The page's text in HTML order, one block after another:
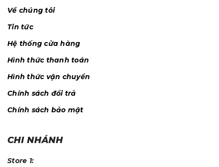
Về chúng tôi
Tin tức
Hệ thống cửa hàng
Hình thức thanh toán
Hình thức vận chuyển
Chính sách đổi trả
Chính sách bảo mật
CHI NHÁNH
Store 1: